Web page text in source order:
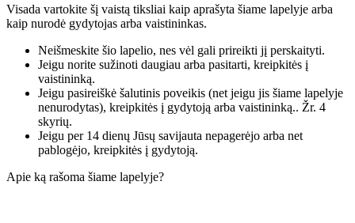
Visada vartokite šį vaistą tiksliai kaip aprašyta šiame lapelyje arba
kaip nurodė gydytojas arba vaistininkas.
Neišmeskite šio lapelio, nes vėl gali prireikti jį perskaityti.
Jeigu norite sužinoti daugiau arba pasitarti, kreipkitės į
vaistininką.
Jeigu pasireiškė šalutinis poveikis (net jeigu jis šiame lapelyje
nenurodytas), kreipkitės į gydytoją arba vaistininką.. Žr. 4
skyrių.
Jeigu per 14 dienų Jūsų savijauta nepagerėjo arba net
pablogėjo, kreipkitės į gydytoją.
Apie ką rašoma šiame lapelyje?